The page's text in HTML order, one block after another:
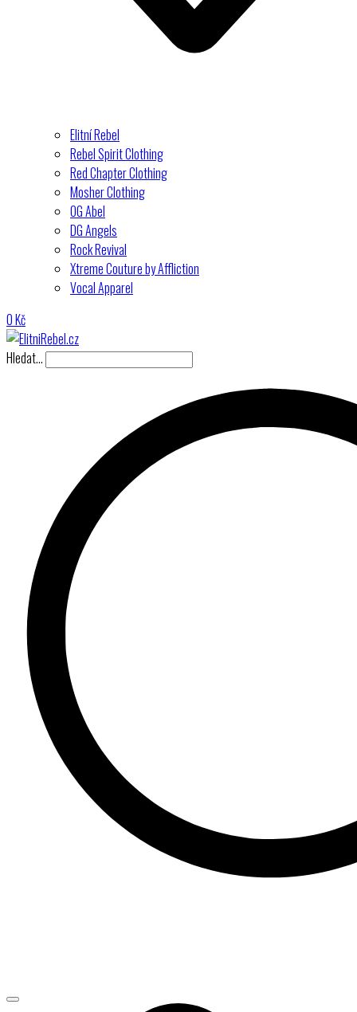
Elitní Rebel
Rebel Spirit Clothing
Red Chapter Clothing
Mosher Clothing
OG Abel
DG Angels
Rock Revival
Xtreme Couture by Affliction
Vocal Apparel
0Kč
Hledat…